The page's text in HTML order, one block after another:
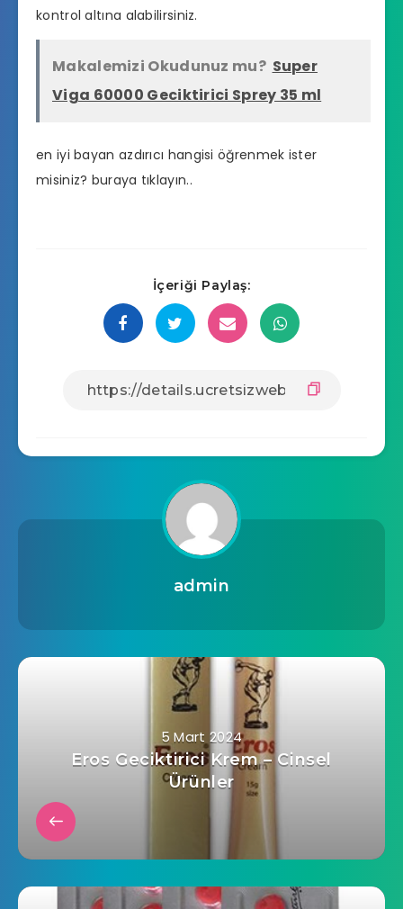
kontrol altına alabilirsiniz.
Makalemizi Okudunuz mu? Super
Viga 60000 Geciktirici Sprey 35 ml
en iyi bayan azdırıcı hangisi öğrenmek ister
misiniz? buraya tıklayın..
İçeriği Paylaş:
admin
5 Mart 2024
Eros Geciktirici Krem – Cinsel
Ürünler